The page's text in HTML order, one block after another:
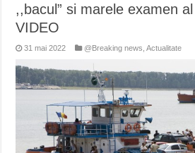
,,bacul” si marele examen
VIDEO
31 mai 2022 @Breaking news ,Actualitate